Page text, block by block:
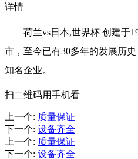
详情
荷兰vs日本,世界杯 创建于
市，至今已有30多年的发展历
知名企业。
扫二维码用手机看
上一个: 质量保证
下一个: 设备齐全
上一个: 质量保证
下一个: 设备齐全